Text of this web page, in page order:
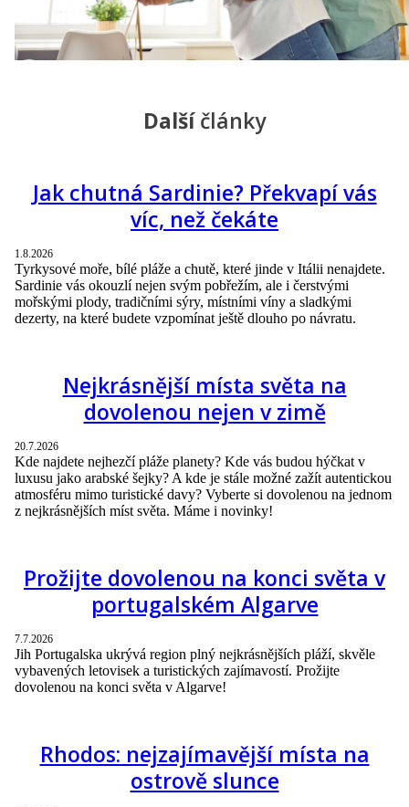
Dalšíčlánky
Jak chutná Sardinie? Překvapí vás
víc, než čekáte
1.8.2026
Tyrkysové moře, bílé pláže a chutě, které jinde v Itálii nenajdete.
Sardinie vás okouzlí nejen svým pobřežím, ale i čerstvými
mořskými plody, tradičními sýry, místními víny a sladkými
dezerty, na které budete vzpomínat ještě dlouho po návratu.
Nejkrásnější místa světa na
dovolenou nejen v zimě
20.7.2026
Kde najdete nejhezčí pláže planety? Kde vás budou hýčkat v
luxusu jako arabské šejky? A kde je stále možné zažít autentickou
atmosféru mimo turistické davy? Vyberte si dovolenou na jednom
z nejkrásnějších míst světa. Máme i novinky!
Prožijte dovolenou na konci světa v
portugalském Algarve
7.7.2026
Jih Portugalska ukrývá region plný nejkrásnějších pláží, skvěle
vybavených letovisek a turistických zajímavostí. Prožijte
dovolenou na konci světa v Algarve!
Rhodos: nejzajímavější místa na
ostrově slunce